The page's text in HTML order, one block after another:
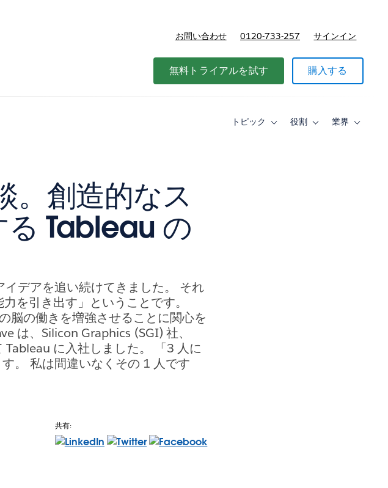
ス
sub-navigation for プランと価格
お問い合わせ 0120-733-257 サインイン
無料トライアルを試す 購入する
トピック
Toggle役割
Toggle業界
Toggle
。創造的なス
Tableau の
デアを追い続けてきました。 それ
を引き出す」ということです。
脳の働きを増強させることに関心を
は、Silicon Graphics (SGI) 社、
に入社しました。 「3 人に
。 私は間違いなくその 1 人です
共有: